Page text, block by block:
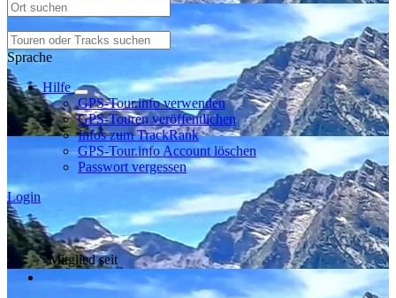
Sprache
Hilfe
GPS-Tour.info verwenden
GPS-Touren veröffentlichen
Infos zum TrackRank
GPS-Tour.info Account löschen
Passwort vergessen
Login
Mitglied seit